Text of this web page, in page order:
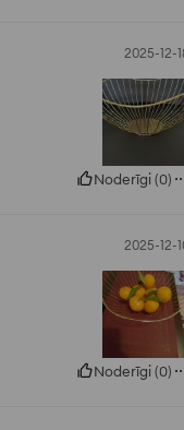
2025-12-
Noderīgi(0)
2025-12-
Noderīgi(0)